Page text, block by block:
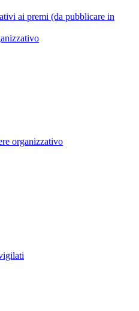
ai premi (da pubblicare in
organizzativo